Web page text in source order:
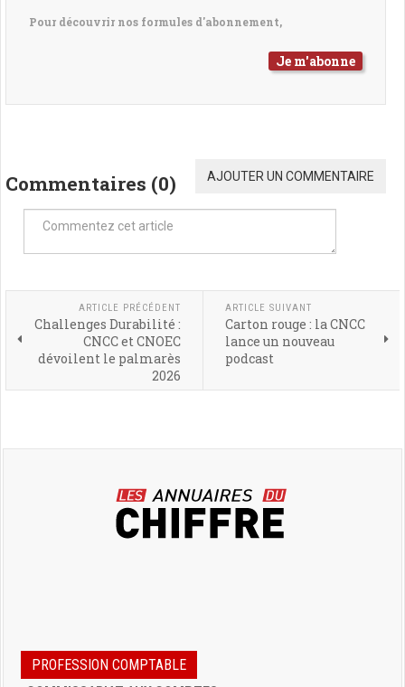
Pour découvrir nos formules d'abonnement,
Je m'abonne
Commentaires (0) AJOUTER UN COMMENTAIRE
ARTICLE PRÉCÉDENT
Challenges Durabilité :
CNCC et CNOEC
dévoilent le palmarès
2026
ARTICLE SUIVANT
Carton rouge : la CNCC
lance un nouveau
podcast
PROFESSION COMPTABLE